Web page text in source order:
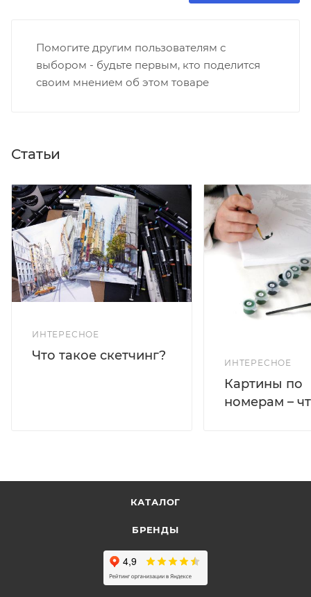
Помогите другим пользователям с
выбором - будьте первым, кто поделится
своим мнением об этом товаре
Статьи
ИНТЕРЕСНОЕ
Что такое скетчинг?
ИНТЕРЕСНОЕ
Картины по
номерам –
КАТАЛОГ
БРЕНДЫ